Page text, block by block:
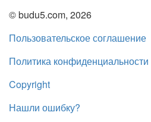
© budu5.com, 2026
Пользовательское соглашение
Политика конфиденциальности
Copyright
Нашли ошибку?